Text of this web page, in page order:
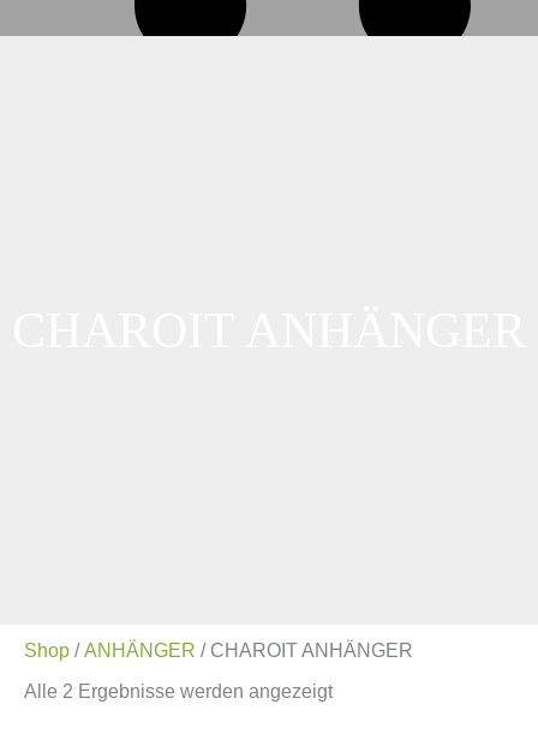
Shop /ANHÄNGER / CHAROIT ANHÄNGER
Alle 2 Ergebnisse werden angezeigt